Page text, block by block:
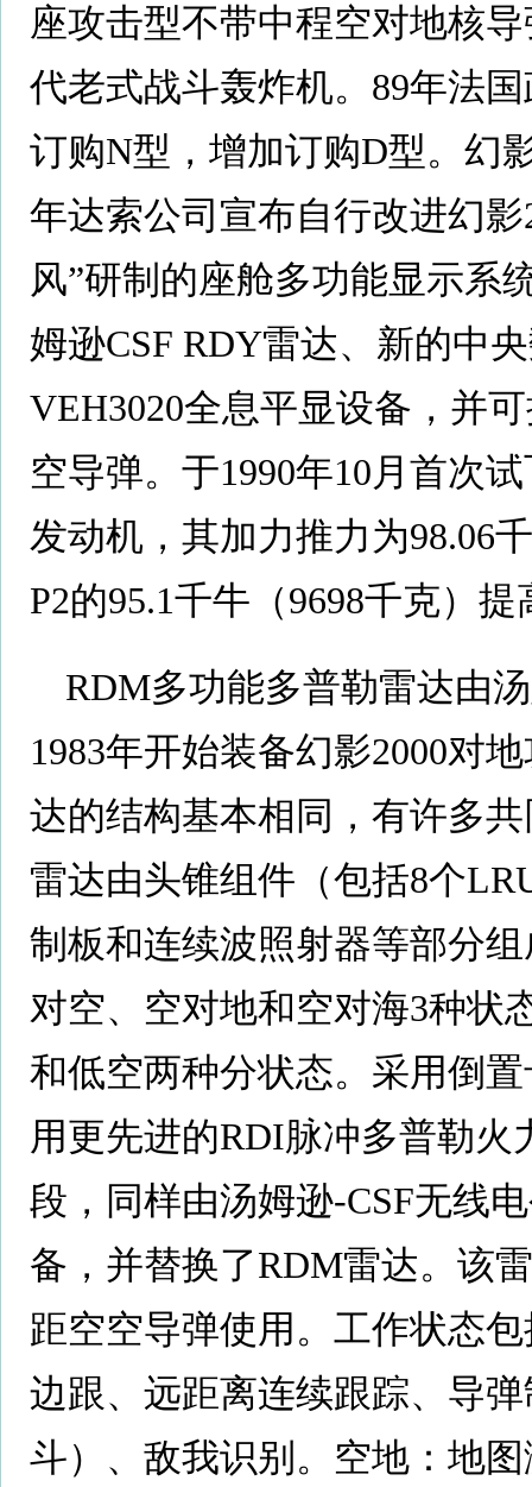
座攻击型不带中程空对地核
代老式战斗轰炸机。89年法
订购N型，增加订购D型。幻
年达索公司宣布自行改进幻
风”研制的座舱多功能显示系
姆逊CSF RDY雷达、新的中
VEH3020全息平显设备，并
空导弹。于1990年10月首次
发动机，其加力推力为98.06
P2的95.1千牛（9698千克）提
RDM多功能多普勒雷达由
1983年开始装备幻影2000对
达的结构基本相同，有许多
雷达由头锥组件（包括8个
制板和连续波照射器等部分
对空、空对地和空对海3种状
和低空两种分状态。采用倒
用更先进的RDI脉冲多普勒
段，同样由汤姆逊-CSF无线
备，并替换了RDM雷达。该
距空空导弹使用。工作状态
边跟、远距离连续跟踪、导
斗）、敌我识别。空地：地